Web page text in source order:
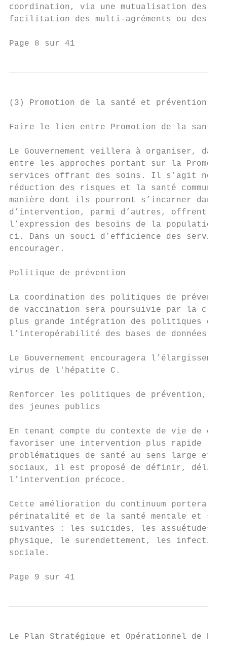
coordination, via une mutualisation des
facilitation des multi-agréments ou des
Page 8 sur 41
(3) Promotion de la santé et prévention
Faire le lien entre Promotion de la santé
Le Gouvernement veillera à organiser,
entre les approches portant sur la
services offrant des soins. Il s’agit
réduction des risques et la santé
manière dont ils pourront s’incarner dans
d’intervention, parmi d’autres, offrent
l’expression des besoins de la
ci. Dans un souci d’efficience des
encourager.
Politique de prévention
La coordination des politiques de
de vaccination sera poursuivie par la
plus grande intégration des politiques de
l’interopérabilité des bases de données de
Le Gouvernement encouragera
virus de l'hépatite C.
Renforcer les politiques de prévention,
des jeunes publics
En tenant compte du contexte de vie de
favoriser une intervention plus rapide lors
problématiques de santé au sens large et
sociaux, il est proposé de définir,
l’intervention précoce.
Cette amélioration du continuum portera
périnatalité et de la santé mentale et
suivantes : les suicides, les assuétudes,
physique, le surendettement, les
sociale.
Page 9 sur 41
Le Plan Stratégique et Opérationnel de